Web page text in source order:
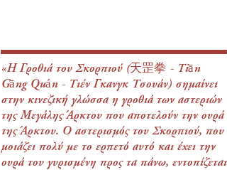
«Η Γροθιά του Σκορπιού (天罡拳 - Tiān
Gāng Quán - Τιέν Γκανγκ Τσουάν) σημαίνει
στην κινεζική γλώσσα η γροθιά των αστεριών
της Μεγάλης Άρκτου που αποτελούν την ουρά
της Άρκτου. Ο αστερισμός του Σκορπιού, που
μοιάζει πολύ με το ερπετό αυτό και έχει την
ουρά του γυρισμένη προς τα πάνω, εντοπίζεται